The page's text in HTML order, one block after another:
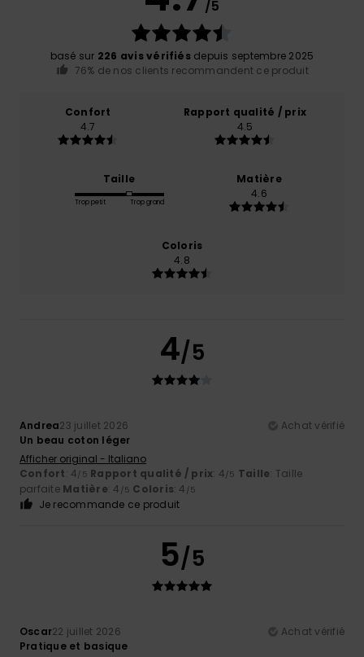
/5
basé sur 226 avis vérifiésdepuis septembre 2025
76% de nos clients recommandent ce produit
Confort
4.7
Rapport qualité / prix
4.5
Taille
Trop petit Trop grand
Matière
4.6
Coloris
4.8
4/5
Andrea23 juillet 2026
Achat vérifié
Un beau coton léger
Afficher original - Italiano
Confort: 4/5 Rapport qualité / prix: 4/5 Taille: Taille
parfaite Matière: 4 /5 Coloris: 4 /5
Je recommande ce produit
5/5
Oscar22 juillet 2026
Achat vérifié
Pratique et basique